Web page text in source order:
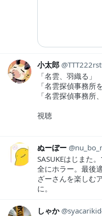
小太郎
「名雲、羽織る」
「名雲探偵事務所
「名雲探偵事務所
視聴
ぬーぼー
SASUKEはじまた
全にホラー。最後
ざーさんを楽しむ
に。
しゃか